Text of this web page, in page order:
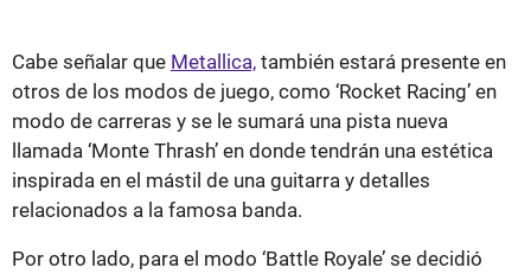
Cabe señalar que Metallica, también estará presente en
otros de los modos de juego, como ‘Rocket Racing’ en
modo de carreras y se le sumará una pista nueva
llamada ‘Monte Thrash’ en donde tendrán una estética
inspirada en el mástil de una guitarra y detalles
relacionados a la famosa banda.
Por otro lado, para el modo ‘Battle Royale’ se decidió